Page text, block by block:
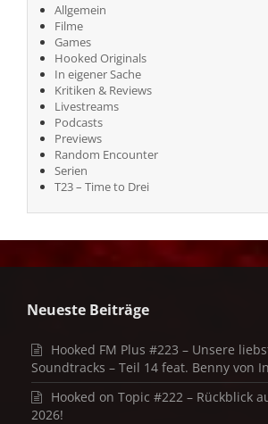
Allgemein
Filme
Games
Hooked Originals
In eigener Sache
Kritiken & Reviews
Livestreams
Podcasts
Previews
Random Encounter
Serien
T23 – Time to Drei
Neueste Beiträge
Hooked FM Plus #223 – Unsere
Soundtracks – Teil 14 feat. Benny von
Hooked on Topic #222 – Rückblick
2026!